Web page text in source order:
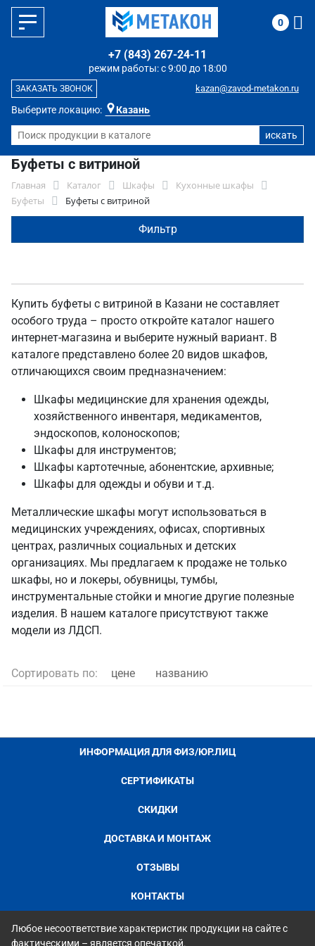
Выберите локацию: Казань
режим работы: с 9:00 до 18:00
+7 (843) 267-24-11
kazan@zavod-metakon.ru
ЗАКАЗАТЬ ЗВОНОК
0
Буфеты с витриной
Главная Каталог Шкафы
Кухонные шкафы
Буфеты
Буфеты с витриной
Фильтр
Купить буфеты с витриной в Казани не составляет
особого труда – просто откройте каталог нашего
интернет-магазина и выберите нужный вариант. В
каталоге представлено более 20 видов шкафов,
отличающихся своим предназначением:
Шкафы медицинские для хранения одежды,
хозяйственного инвентаря, медикаментов,
эндоскопов, колоноскопов;
Шкафы для инструментов;
Шкафы картотечные, абонентские, архивные;
Шкафы для одежды и обуви и т.д.
Металлические шкафы могут использоваться в
медицинских учреждениях, офисах, спортивных
центрах, различных социальных и детских
организациях. Мы предлагаем к продаже не только
шкафы, но и локеры, обувницы, тумбы,
инструментальные стойки и многие другие полезные
изделия. В нашем каталоге присутствуют также
модели из ЛДСП.
Сортировать по: цене названию
ИНФОРМАЦИЯ ДЛЯ ФИЗ/ЮР.ЛИЦ
СЕРТИФИКАТЫ
СКИДКИ
ДОСТАВКА И МОНТАЖ
ОТЗЫВЫ
КОНТАКТЫ
Любое несоответствие характеристик продукции на сайте с
фактическими – является опечаткой.